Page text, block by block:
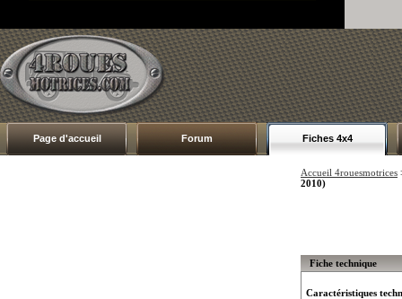
Page d'accueil Forum Fiches 4x4
Accueil 4rouesmotrices
2010)
Fiche technique
Caractéristiques